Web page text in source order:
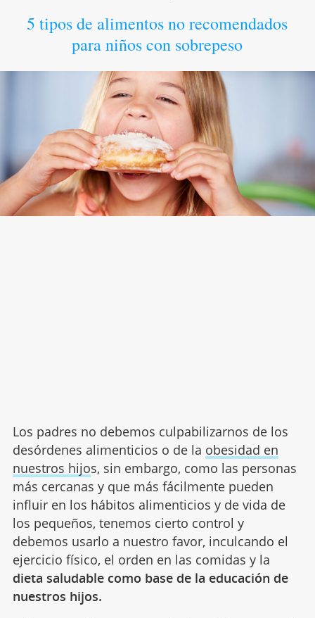
5 tipos de alimentos no recomendados
para niños con sobrepeso
Los padres no debemos culpabilizarnos de los
desórdenes alimenticios o de la obesidad en
nuestros hijos, sin embargo, como las personas
más cercanas y que más fácilmente pueden
influir en los hábitos alimenticios y de vida de
los pequeños, tenemos cierto control y
debemos usarlo a nuestro favor, inculcando el
ejercicio físico, el orden en las comidas y la
dieta saludable como base de la educación de
nuestros hijos.